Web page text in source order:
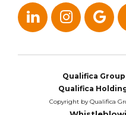
Qualifica Group
Qualifica Holding
Copyright by Qualifica